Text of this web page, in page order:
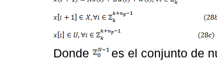
Donde
es el conjunto de